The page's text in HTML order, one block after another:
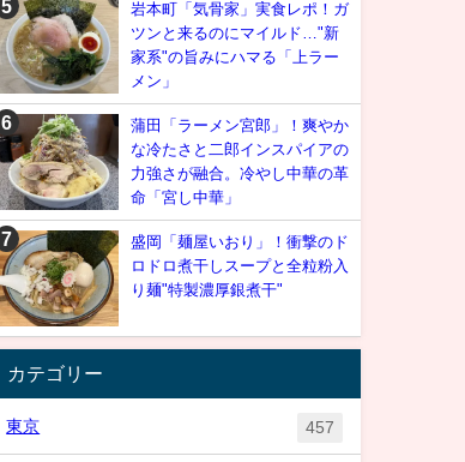
岩本町「気骨家」実食レポ！ガ
ツンと来るのにマイルド…"新
家系"の旨みにハマる「上ラー
メン」
蒲田「ラーメン宮郎」！爽やか
な冷たさと二郎インスパイアの
力強さが融合。冷やし中華の革
命「宮し中華」
盛岡「麺屋いおり」！衝撃のド
ロドロ煮干しスープと全粒粉入
り麺"特製濃厚銀煮干"
カテゴリー
東京 457